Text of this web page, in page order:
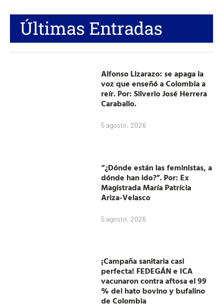
Últimas Entradas
Alfonso Lizarazo: se apaga la
voz que enseñó a Colombia a
reír. Por: Silverio José Herrera
Caraballo.
5 agosto, 2026
“¿Dónde están las feministas, a
dónde han ido?”. Por: Ex
Magistrada María Patrícia
Ariza-Velasco
5 agosto, 2026
¡Campaña sanitaria casi
perfecta! FEDEGÁN e ICA
vacunaron contra aftosa el 99
% del hato bovino y bufalino
de Colombia